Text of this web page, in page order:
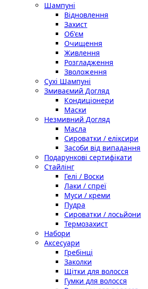
Шампуні
Відновлення
Захист
Об'єм
Очищення
Живлення
Розгладження
Зволоження
Сухі Шампуні
Змиваємий Догляд
Кондиціонери
Маски
Незмивний Догляд
Масла
Сироватки / еліксири
Засоби від випадання
Подарункові сертифікати
Стайлінг
Гелі / Воски
Лаки / спреї
Муси / креми
Пудра
Сироватки / лосьйони
Термозахист
Набори
Аксесуари
Гребінці
Заколки
Щітки для волосся
Гумки для волосся